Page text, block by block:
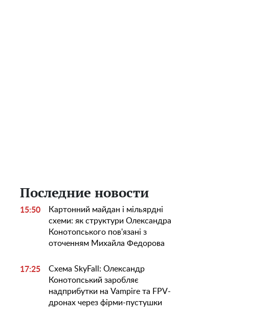
Последние новости
15:50
Картонний майдан і мільярдні
схеми: як структури Олександра
Конотопського пов'язані з
оточенням Михайла Федорова
17:25
Схема SkyFall: Олександр
Конотопський заробляє
надприбутки на Vampire та FPV-
дронах через фірми-пустушки